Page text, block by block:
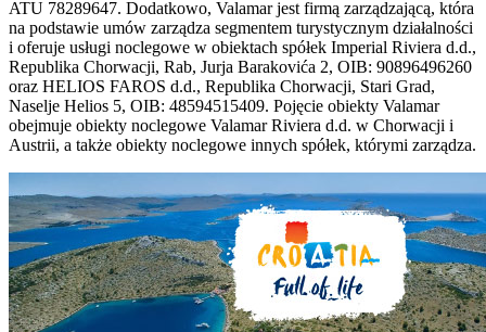
ATU 78289647. Dodatkowo, Valamar jest firmą zarządzającą, która
na podstawie umów zarządza segmentem turystycznym działalności
i oferuje usługi noclegowe w obiektach spółek Imperial Riviera d.d.,
Republika Chorwacji, Rab, Jurja Barakovića 2, OIB: 90896496260
oraz HELIOS FAROS d.d., Republika Chorwacji, Stari Grad,
Naselje Helios 5, OIB: 48594515409. Pojęcie obiekty Valamar
obejmuje obiekty noclegowe Valamar Riviera d.d. w Chorwacji i
Austrii, a także obiekty noclegowe innych spółek, którymi zarządza.